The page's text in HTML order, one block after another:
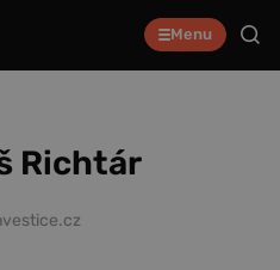
Menu
Richtár